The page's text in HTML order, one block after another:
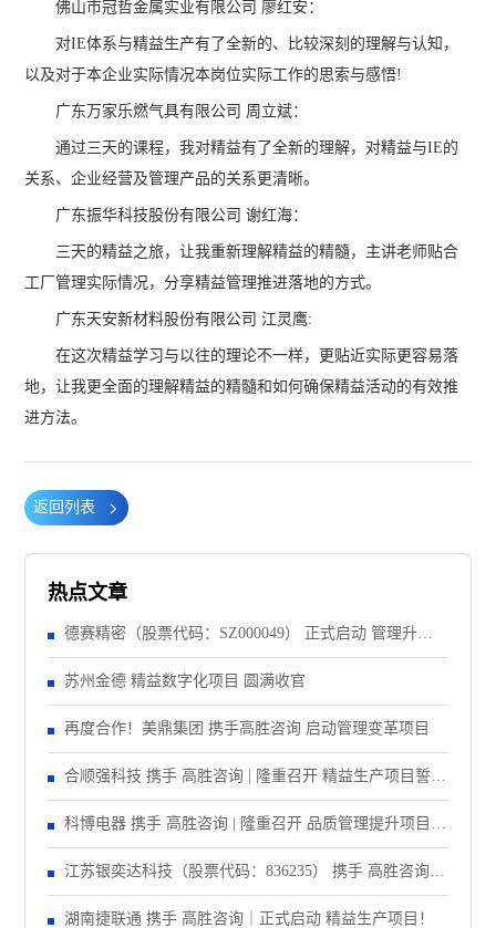
佛山市冠哲金属实业有限公司 廖红安：
对IE体系与精益生产有了全新的、比较深刻的理解与认知，
以及对于本企业实际情况本岗位实际工作的思索与感悟!
广东万家乐燃气具有限公司 周立斌：
通过三天的课程，我对精益有了全新的理解，对精益与IE的
关系、企业经营及管理产品的关系更清晰。
广东振华科技股份有限公司 谢红海：
三天的精益之旅，让我重新理解精益的精髓，主讲老师贴合
工厂管理实际情况，分享精益管理推进落地的方式。
广东天安新材料股份有限公司 江灵鹰:
在这次精益学习与以往的理论不一样，更贴近实际更容易落
地，让我更全面的理解精益的精髓和如何确保精益活动的有效推
进方法。
返回列表
热点文章
德赛精密（股票代码：SZ000049） 正式启动 管理升级&
精益注塑项目！
苏州金德 精益数字化项目 圆满收官
再度合作！美鼎集团 携手高胜咨询 启动管理变革项目
合顺强科技 携手 高胜咨询 | 隆重召开 精益生产项目誓师
大会！
科博电器 携手 高胜咨询 | 隆重召开 品质管理提升项目启
动大会！
江苏银奕达科技（股票代码：836235） 携手 高胜咨询｜
正式启动 管理变革项目
湖南捷联通 携手 高胜咨询｜正式启动 精益生产项目！